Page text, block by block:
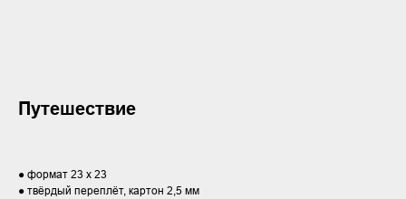
Путешествие
● формат 23 х 23
● твёрдый переплёт, картон 2,5 мм